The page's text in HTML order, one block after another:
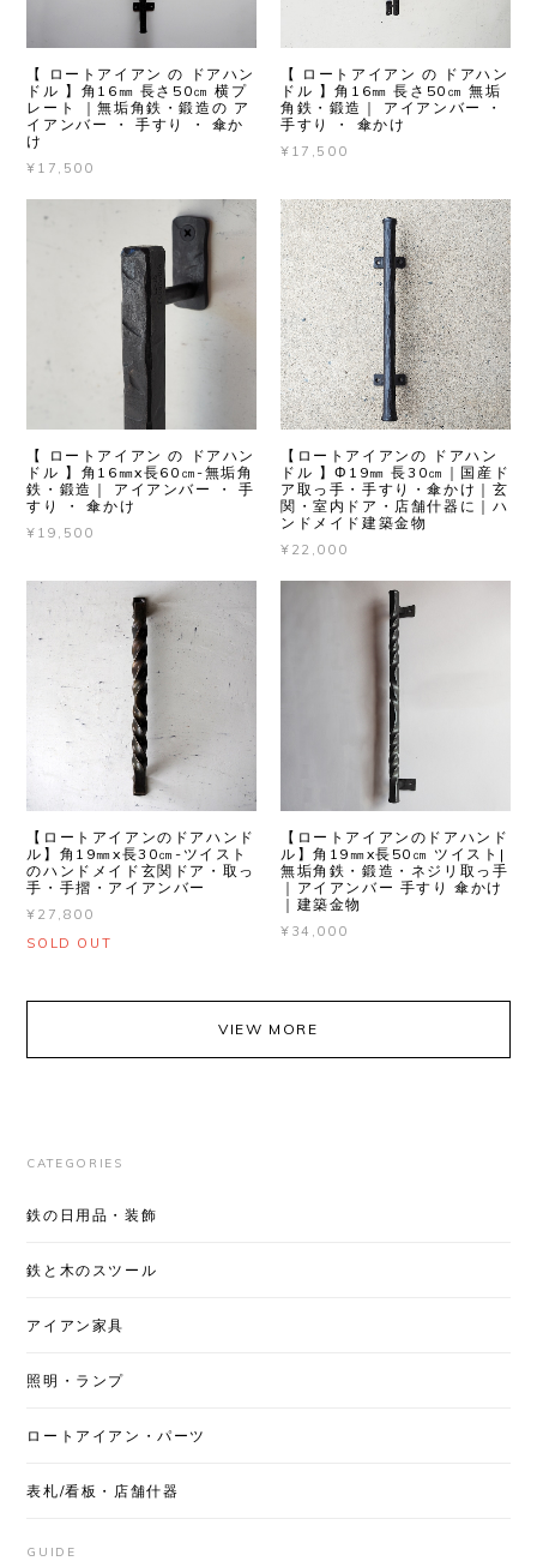
【 ロートアイアン の ドアハン
ドル 】角16㎜ 長さ50㎝ 横プ
レート ｜無垢角鉄・鍛造の ア
イアンバー ・ 手すり ・ 傘か
け
¥17,500
【 ロートアイアン の ドアハン
ドル 】角16㎜ 長さ50㎝ 無垢
角鉄・鍛造｜ アイアンバー ・
手すり ・ 傘かけ
¥17,500
【 ロートアイアン の ドアハン
ドル 】角16㎜x長60㎝-無垢角
鉄・鍛造｜ アイアンバー ・ 手
すり ・ 傘かけ
¥19,500
【ロートアイアンの ドアハン
ドル 】Φ19㎜ 長30㎝｜国産ド
ア取っ手・手すり・傘かけ｜玄
関・室内ドア・店舗什器に｜ハ
ンドメイド建築金物
¥22,000
【ロートアイアンのドアハンド
ル】角19㎜x長30㎝-ツイスト
のハンドメイド玄関ドア・取っ
手・手摺・アイアンバー
¥27,800
SOLD OUT
【ロートアイアンのドアハンド
ル】角19㎜x長50㎝ ツイスト|
無垢角鉄・鍛造・ネジリ取っ手
｜アイアンバー 手すり 傘かけ
｜建築金物
¥34,000
VIEW MORE
CATEGORIES
鉄の日用品・装飾
鉄と木のスツール
アイアン家具
照明・ランプ
ロートアイアン・パーツ
表札/看板・店舗什器
GUIDE